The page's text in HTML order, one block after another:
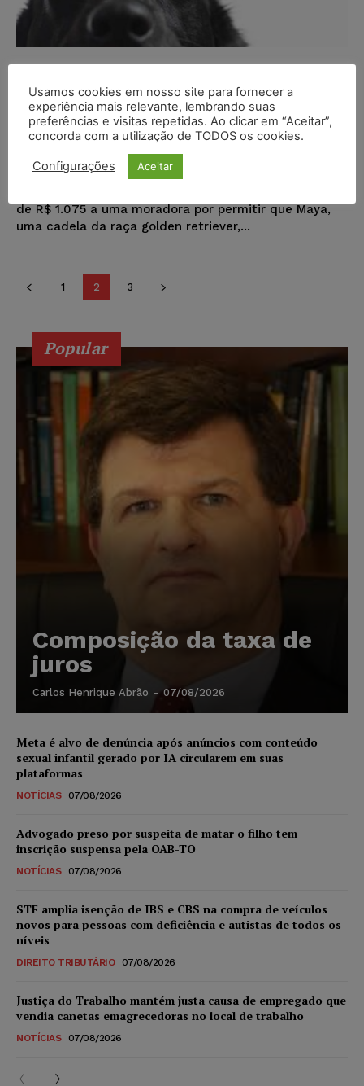
1 mil por permitir que cão de
suporte terapêutico circulasse em
condomínio
NOTÍCIAS Karina Silvério -
de R$ 1.075 a uma moradora por permitir que Maya,
uma cadela da raça golden retriever,...
1 2 3
Popular
Composição da taxa de
juros
Carlos Henrique Abrão - 07/08/2026
Meta é alvo de denúncia após anúncios com conteúdo
sexual infantil gerado por IA circularem em suas
plataformas
NOTÍCIAS 07/08/2026
Advogado preso por suspeita de matar o filho tem
inscrição suspensa pela OAB-TO
NOTÍCIAS 07/08/2026
STF amplia isenção de IBS e CBS na compra de veículos
novos para pessoas com deficiência e autistas de todos os
níveis
DIREITO TRIBUTÁRIO 07/08/2026
Justiça do Trabalho mantém justa causa de empregado que
vendia canetas emagrecedoras no local de trabalho
NOTÍCIAS 07/08/2026
Usamos cookies em nosso site para fornecer a
experiência mais relevante, lembrando suas
preferências e visitas repetidas. Ao clicar em “Aceitar”,
concorda com a utilização de TODOS os cookies.
Configurações Aceitar